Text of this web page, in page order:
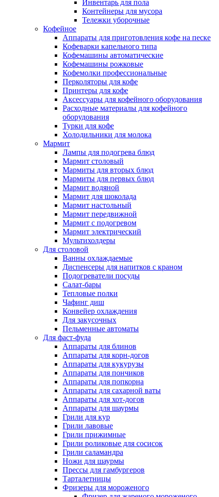
Инвентарь для пола
Контейнеры для мусора
Тележки уборочные
Кофейное
Аппараты для приготовления кофе на песке
Кофеварки капельного типа
Кофемашины автоматические
Кофемашины рожковые
Кофемолки профессиональные
Перколяторы для кофе
Принтеры для кофе
Аксессуары для кофейного оборудования
Расходные материалы для кофейного
оборудования
Турки для кофе
Холодильники для молока
Мармит
Лампы для подогрева блюд
Мармит столовый
Мармиты для вторых блюд
Мармиты для первых блюд
Мармит водяной
Мармит для шоколада
Мармит настольный
Мармит передвижной
Мармит с подогревом
Мармит электрический
Мультихолдеры
Для столовой
Ванны охлаждаемые
Диспенсеры для напитков с краном
Подогреватели посуды
Салат-бары
Тепловые полки
Чафинг диш
Конвейер охлаждения
Для закусочных
Пельменные автоматы
Для фаст-фуда
Аппараты для блинов
Аппараты для корн-догов
Аппараты для кукурузы
Аппараты для пончиков
Аппараты для попкорна
Аппараты для сахарной ваты
Аппараты для хот-догов
Аппараты для шаурмы
Грили для кур
Грили лавовые
Грили прижимные
Грили роликовые для сосисок
Грили саламандра
Ножи для шаурмы
Прессы для гамбургеров
Тарталетницы
Фризеры для мороженого